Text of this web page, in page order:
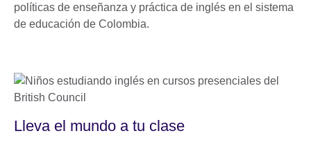
políticas de enseñanza y práctica de inglés en el sistema
de educación de Colombia.
Lleva el mundo a tu clase